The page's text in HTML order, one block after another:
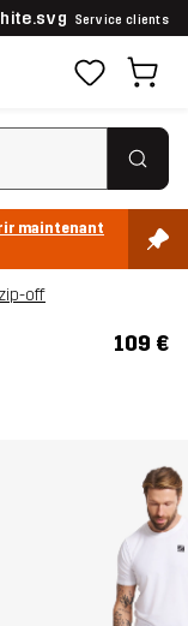
Service clients
maintenant
off
109 €